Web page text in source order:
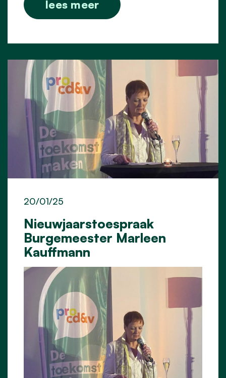
lees meer
Nieuwjaarstoespraak
Burgemeester Marleen
Kauffmann
20/01/25